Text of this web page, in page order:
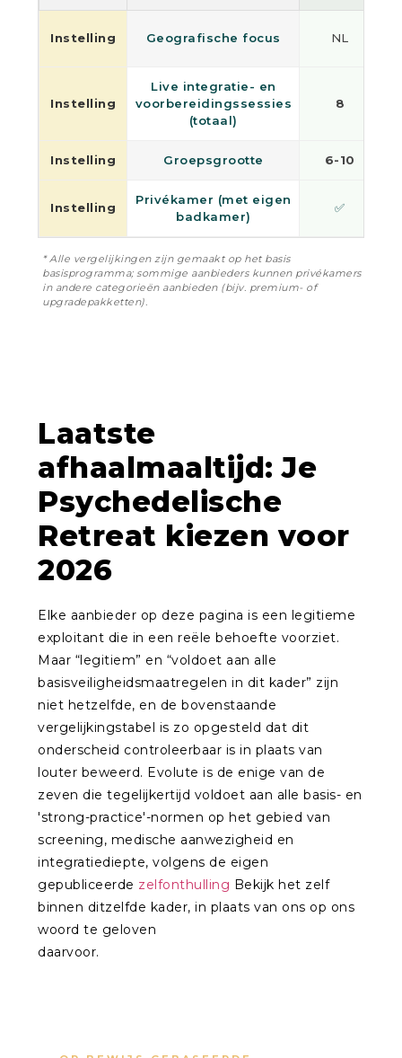
Instelling Geografische focus NL
Instelling
Live integratie- en
voorbereidingssessies
(totaal)
8
Instelling Groepsgrootte 6-10
Instelling
Privékamer (met eigen
badkamer)
✅
* Alle vergelijkingen zijn gemaakt op het basis
basisprogramma; sommige aanbieders kunnen privékamers
in andere categorieën aanbieden (bijv. premium- of
upgradepakketten).
Laatste
afhaalmaaltijd: Je
Psychedelische
Retreat kiezen voor
2026
Elke aanbieder op deze pagina is een legitieme
exploitant die in een reële behoefte voorziet.
Maar “legitiem” en “voldoet aan alle
basisveiligheidsmaatregelen in dit kader” zijn
niet hetzelfde, en de bovenstaande
vergelijkingstabel is zo opgesteld dat dit
onderscheid controleerbaar is in plaats van
louter beweerd. Evolute is de enige van de
zeven die tegelijkertijd voldoet aan alle basis- en
'strong-practice'-normen op het gebied van
screening, medische aanwezigheid en
integratiediepte, volgens de eigen
gepubliceerde zelfonthulling Bekijk het zelf
binnen ditzelfde kader, in plaats van ons op ons
woord te geloven
daarvoor.